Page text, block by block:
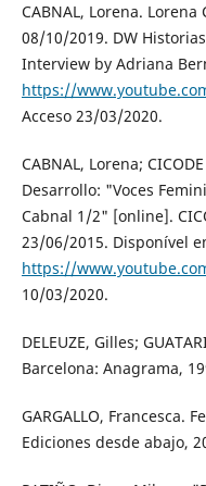
CABNAL, Lorena.
08/10/2019. DW
Interview by Adriana
https://
Acceso 23/03/2020.
CABNAL, Lorena;
Desarrollo: "Voces
Cabnal 1/2" [online].
23/06/2015. Disponível
https://
10/03/2020.
DELEUZE, Gilles;
Barcelona: Anagrama,
GARGALLO, Francesca.
Ediciones desde abajo,